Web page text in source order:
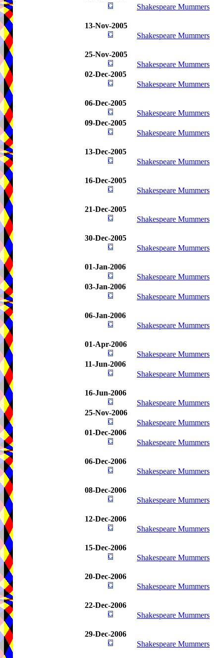
Shakespeare Mummers
13-Nov-2005
Shakespeare Mummers
25-Nov-2005
Shakespeare Mummers
02-Dec-2005
Shakespeare Mummers
06-Dec-2005
Shakespeare Mummers
09-Dec-2005
Shakespeare Mummers
13-Dec-2005
Shakespeare Mummers
16-Dec-2005
Shakespeare Mummers
21-Dec-2005
Shakespeare Mummers
30-Dec-2005
Shakespeare Mummers
01-Jan-2006
Shakespeare Mummers
03-Jan-2006
Shakespeare Mummers
06-Jan-2006
Shakespeare Mummers
01-Apr-2006
Shakespeare Mummers
11-Jun-2006
Shakespeare Mummers
16-Jun-2006
Shakespeare Mummers
25-Nov-2006
Shakespeare Mummers
01-Dec-2006
Shakespeare Mummers
06-Dec-2006
Shakespeare Mummers
08-Dec-2006
Shakespeare Mummers
12-Dec-2006
Shakespeare Mummers
15-Dec-2006
Shakespeare Mummers
20-Dec-2006
Shakespeare Mummers
22-Dec-2006
Shakespeare Mummers
29-Dec-2006
Shakespeare Mummers